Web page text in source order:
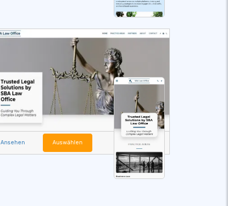
Ansehen Auswählen